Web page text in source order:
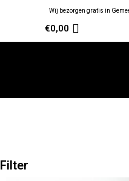
Wij bezorgen gratis in
€0,00
Filter